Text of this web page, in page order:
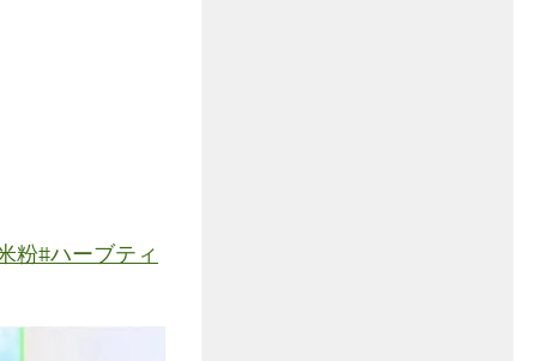
粉#ハーブティ